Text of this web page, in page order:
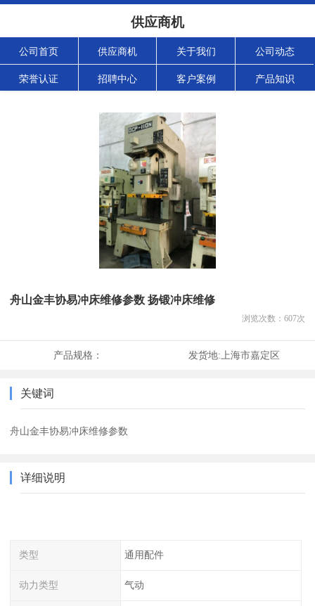
供应商机
公司首页 供应商机 关于我们 公司动态
荣誉认证 招聘中心 客户案例 产品知识
舟山金丰协易冲床维修参数 扬锻冲床维修
浏览次数： 607次
产品规格： 发货地: 上海市嘉定区
关键词
舟山金丰协易冲床维修参数
详细说明
类型 通用配件
动力类型 气动